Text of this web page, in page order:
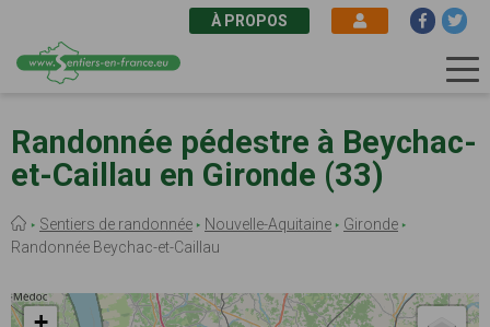
au
contenu
principal
À PROPOS
Randonnée pédestre à Beychac-
et-Caillau en Gironde (33)
Fil
d'Ariane
Sentiers de randonnée Nouvelle-Aquitaine
Gironde
Randonnée Beychac-et-Caillau